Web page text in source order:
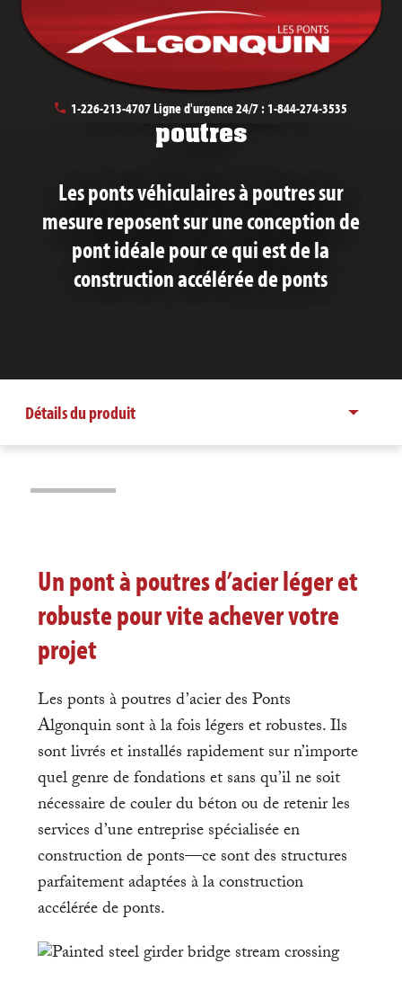
1-226-213-4707 Ligne d'urgence 24/7 :1-844-274-3535
Ponts véhiculaires à
poutres
Les ponts véhiculaires à poutres sur
mesure reposent sur une conception de
pont idéale pour ce qui est de la
construction accélérée de ponts
Un pont à poutres d’acier léger et
robuste pour vite achever votre
projet
Les ponts à poutres d’acier des Ponts
Algonquin sont à la fois légers et robustes. Ils
sont livrés et installés rapidement sur n’importe
quel genre de fondations et sans qu’il ne soit
nécessaire de couler du béton ou de retenir les
services d’une entreprise spécialisée en
construction de ponts—ce sont des structures
parfaitement adaptées à la construction
accélérée de ponts.